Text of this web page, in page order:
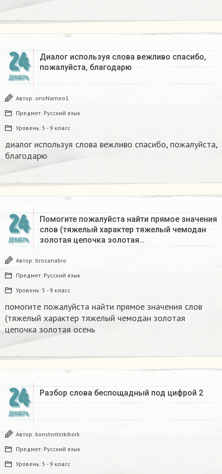
24
ДЕКАБРЬ
Диалог используя слова вежливо спасибо,
пожалуйста, благодарю
Автор: onoNameo1
Предмет: Русский язык
Уровень: 5 - 9 класс
диалог используя слова вежливо спасибо, пожалуйста,
благодарю
24
ДЕКАБРЬ
Помогите пожалуйста найти прямое значения
слов (тяжелый характер тяжелый чемодан
золотая цепочка золотая…
Автор: brosanabro
Предмет: Русский язык
Уровень: 5 - 9 класс
помогите пожалуйста найти прямое значения слов
(тяжелый характер тяжелый чемодан золотая
цепочка золотая осень
24
ДЕКАБРЬ
Разбор слова беспощадный под цифрой 2
Автор: konstsntinkibork
Предмет: Русский язык
Уровень: 5 - 9 класс